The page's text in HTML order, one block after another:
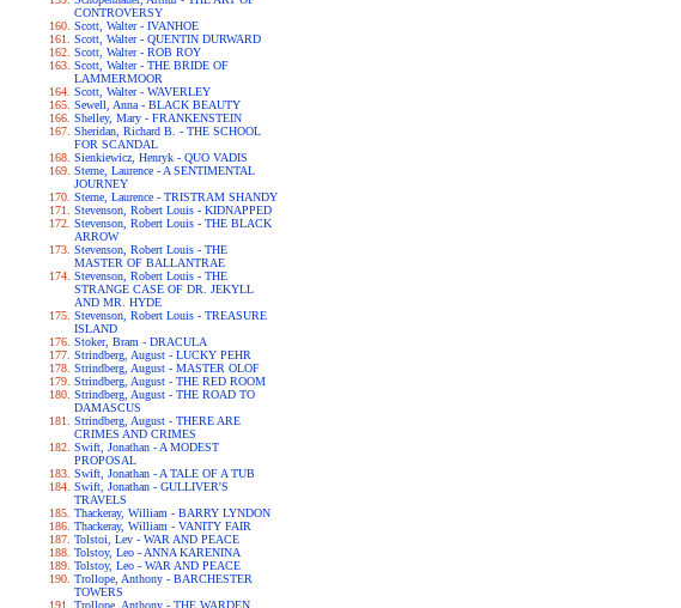
CONTROVERSY
Scott, Walter - IVANHOE
Scott, Walter - QUENTIN DURWARD
Scott, Walter - ROB ROY
Scott, Walter - THE BRIDE OF
LAMMERMOOR
Scott, Walter - WAVERLEY
Sewell, Anna - BLACK BEAUTY
Shelley, Mary - FRANKENSTEIN
Sheridan, Richard B. - THE SCHOOL
FOR SCANDAL
Sienkiewicz, Henryk - QUO VADIS
Sterne, Laurence - A SENTIMENTAL
JOURNEY
Sterne, Laurence - TRISTRAM SHANDY
Stevenson, Robert Louis - KIDNAPPED
Stevenson, Robert Louis - THE BLACK
ARROW
Stevenson, Robert Louis - THE
MASTER OF BALLANTRAE
Stevenson, Robert Louis - THE
STRANGE CASE OF DR. JEKYLL
AND MR. HYDE
Stevenson, Robert Louis - TREASURE
ISLAND
Stoker, Bram - DRACULA
Strindberg, August - LUCKY PEHR
Strindberg, August - MASTER OLOF
Strindberg, August - THE RED ROOM
Strindberg, August - THE ROAD TO
DAMASCUS
Strindberg, August - THERE ARE
CRIMES AND CRIMES
Swift, Jonathan - A MODEST
PROPOSAL
Swift, Jonathan - A TALE OF A TUB
Swift, Jonathan - GULLIVER'S
TRAVELS
Thackeray, William - BARRY LYNDON
Thackeray, William - VANITY FAIR
Tolstoi, Lev - WAR AND PEACE
Tolstoy, Leo - ANNA KARENINA
Tolstoy, Leo - WAR AND PEACE
Trollope, Anthony - BARCHESTER
TOWERS
Trollope, Anthony - THE WARDEN